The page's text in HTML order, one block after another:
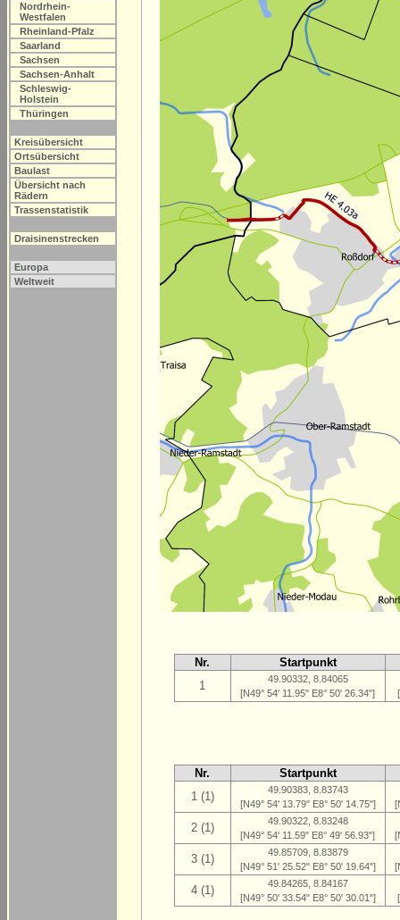
Nordrhein-
Westfalen
Rheinland-Pfalz
Saarland
Sachsen
Sachsen-Anhalt
Schleswig-
Holstein
Thüringen
Kreisübersicht
Ortsübersicht
Baulast
Übersicht nach
Rädern
Trassenstatistik
Draisinenstrecken
Europa
Weltweit
Nr.
Startpunkt
1
49.90332, 8.84065
[N49° 54' 11.95" E8° 50' 26.34"]
Nr.
Startpunkt
1 (1)
49.90383, 8.83743
[N49° 54' 13.79" E8° 50' 14.75"]
2 (1)
49.90322, 8.83248
[N49° 54' 11.59" E8° 49' 56.93"]
3 (1)
49.85709, 8.83879
[N49° 51' 25.52" E8° 50' 19.64"]
4 (1)
49.84265, 8.84167
[N49° 50' 33.54" E8° 50' 30.01"]